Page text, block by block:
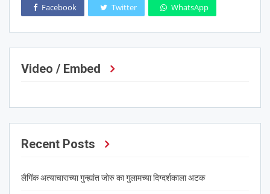
Facebook Twitter WhatsApp
Video / Embed
Recent Posts
लैगिंक अत्याचाराच्या गुन्ह्यांत जोरु का गुलामच्या दिग्दर्शकाला अटक